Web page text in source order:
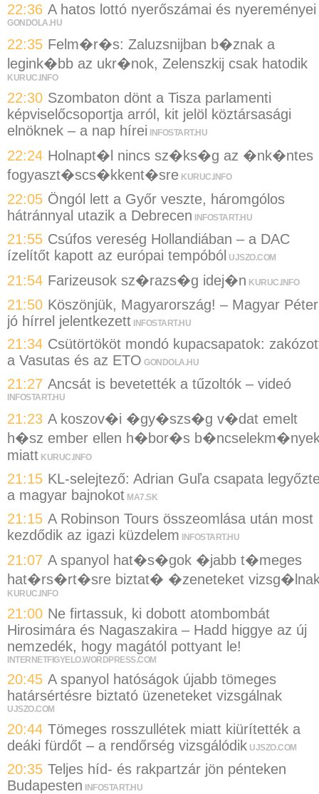
22:36 A hatos lottó nyerőszámai és nyereményei
GONDOLA.HU
22:35 Felm�r�s: Zaluzsnijban b�znak a
legink�bb az ukr�nok, Zelenszkij csak hatodik
KURUC.INFO
22:30 Szombaton dönt a Tisza parlamenti
képviselőcsoportja arról, kit jelöl köztársasági
elnöknek – a nap hírei INFOSTART.HU
22:24 Holnapt�l nincs sz�ks�g az �nk�ntes
fogyaszt�scs�kkent�sre KURUC.INFO
22:05 Öngól lett a Győr veszte, háromgólos
hátránnyal utazik a Debrecen
INFOSTART.HU
21:55 Csúfos vereség Hollandiában – a DAC
ízelítőt kapott az európai tempóból UJSZO.COM
21:54 Farizeusok sz�razs�g idej�n KURUC.INFO
21:50 Köszönjük, Magyarország! – Magyar Péter
jó hírrel jelentkezett INFOSTART.HU
21:34 Csütörtököt mondó kupacsapatok:
a Vasutas és az ETO GONDOLA.HU
21:27 Ancsát is bevetették a tűzoltók – videó
INFOSTART.HU
21:23 A koszov�i �gy�szs�g v�dat emelt
h�sz ember ellen h�bor�s
miatt KURUC.INFO
21:15 KL-selejtező: Adrian Guľa csapata
a magyar bajnokot MA7.SK
21:15 A Robinson Tours összeomlása után most
kezdődik az igazi küzdelem INFOSTART.HU
21:07 A spanyol hat�s�gok �jabb t�meges
hat�rs�rt�sre biztat� �zeneteket
KURUC.INFO
21:00 Ne firtassuk, ki dobott atombombát
Hirosimára és Nagaszakira – Hadd higgye az új
nemzedék, hogy magától pottyant le!
INTERNETFIGYELO.WORDPRESS.COM
20:45 A spanyol hatóságok újabb tömeges
határsértésre biztató üzeneteket vizsgálnak
UJSZO.COM
20:44 Tömeges rosszullétek miatt kiürítették a
deáki fürdőt – a rendőrség vizsgálódik UJSZO.COM
20:35 Teljes híd- és rakpartzár jön pénteken
Budapesten INFOSTART.HU